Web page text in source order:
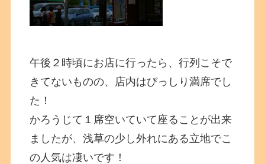
午後２時頃にお店に行ったら、行列こそで
きてないものの、店内はびっしり満席でし
た！
かろうじて１席空いていて座ることが出来
ましたが、浅草の少し外れにある立地でこ
の人気は凄いです！